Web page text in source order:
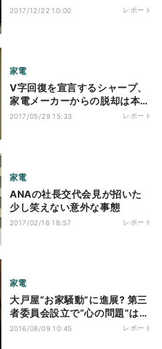
2017/12/22 10:00 レポート
家電
V字回復を宣言するシャープ、
家電メーカーからの脱却は本物
か?
2017/05/29 15:33 レポート
家電
ANAの社長交代会見が招いた
少し笑えない意外な事態
2017/02/16 18:57 レポート
家電
大戸屋“お家騒動”に進展? 第三
者委員会設立で“心の問題”は解
決するか
2016/08/09 10:45 レポート